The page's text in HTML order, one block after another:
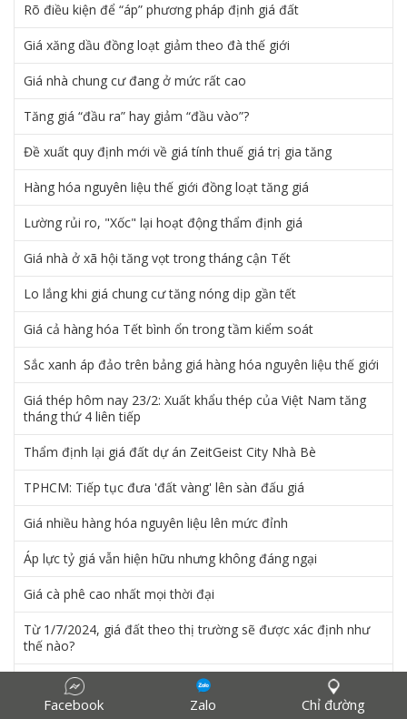
Rõ điều kiện để “áp” phương pháp định giá đất
Giá xăng dầu đồng loạt giảm theo đà thế giới
Giá nhà chung cư đang ở mức rất cao
Tăng giá “đầu ra” hay giảm “đầu vào”?
Đề xuất quy định mới về giá tính thuế giá trị gia tăng
Hàng hóa nguyên liệu thế giới đồng loạt tăng giá
Lường rủi ro, "Xốc" lại hoạt động thẩm định giá
Giá nhà ở xã hội tăng vọt trong tháng cận Tết
Lo lắng khi giá chung cư tăng nóng dịp gần tết
Giá cả hàng hóa Tết bình ổn trong tầm kiểm soát
Sắc xanh áp đảo trên bảng giá hàng hóa nguyên liệu thế giới
Giá thép hôm nay 23/2: Xuất khẩu thép của Việt Nam tăng
tháng thứ 4 liên tiếp
Thẩm định lại giá đất dự án ZeitGeist City Nhà Bè
TPHCM: Tiếp tục đưa 'đất vàng' lên sàn đấu giá
Giá nhiều hàng hóa nguyên liệu lên mức đỉnh
Áp lực tỷ giá vẫn hiện hữu nhưng không đáng ngại
Giá cà phê cao nhất mọi thời đại
Từ 1/7/2024, giá đất theo thị trường sẽ được xác định như
thế nào?
Thẻ thẩm định viên về giá sắp được cấp thành 2 loại riêng
biệtFacebook Zalo Chỉ đường